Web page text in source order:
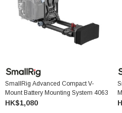
SmallRig Advanced Compact V-
Mount Battery Mounting System 4063
HK$1,080